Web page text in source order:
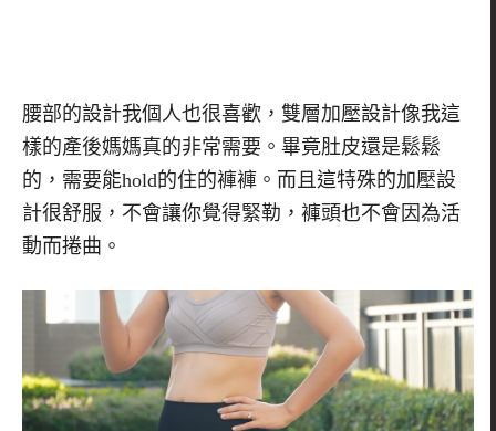
腰部的設計我個人也很喜歡，雙層加壓設計像我這
樣的產後媽媽真的非常需要。畢竟肚皮還是鬆鬆
的，需要能hold的住的褲褲。而且這特殊的加壓設
計很舒服，不會讓你覺得緊勒，褲頭也不會因為活
動而捲曲。